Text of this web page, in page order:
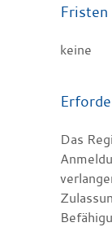
Fristen
keine
Das